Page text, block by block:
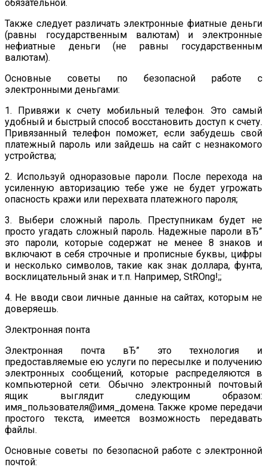
обязательной.
Также следует различать электронные фиатные деньги
(равны государственным валютам) и электронные
нефиатные деньги (не равны государственным
валютам).
Основные советы по безопасной работе с
электронными деньгами:
1. Привяжи к счету мобильный телефон. Это самый
удобный и быстрый способ восстановить доступ к счету.
Привязанный телефон поможет, если забудешь свой
платежный пароль или зайдешь на сайт с незнакомого
устройства;
2. Используй одноразовые пароли. После перехода на
усиленную авторизацию тебе уже не будет угрожать
опасность кражи или перехвата платежного пароля;
3. Выбери сложный пароль. Преступникам будет не
просто угадать сложный пароль. Надежные пароли вЂ”
это пароли, которые содержат не менее 8 знаков и
включают в себя строчные и прописные буквы, цифры
и несколько символов, такие как знак доллара, фунта,
восклицательный знак и т.п. Например, StROng!;;
4. Не вводи свои личные данные на сайтах, которым не
доверяешь.
Электронная понта
Электронная почта вЂ” это технология и
предоставляемые ею услуги по пересылке и получению
электронных сообщений, которые распределяются в
компьютерной сети. Обычно электронный почтовый
ящик выглядит следующим образом:
имя_пользователя@имя_домена. Также кроме передачи
простого текста, имеется возможность передавать
файлы.
Основные советы по безопасной работе с электронной
почтой: